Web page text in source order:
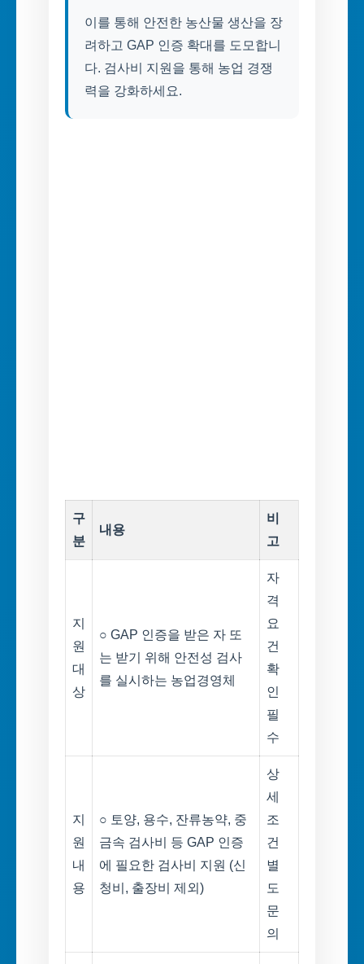
이를 통해 안전한 농산물 생산을 장
려하고 GAP 인증 확대를 도모합니
다. 검사비 지원을 통해 농업 경쟁
력을 강화하세요.
구
분
내용
비
고
지
원
대
상
○ GAP 인증을 받은 자 또
는 받기 위해 안전성 검사
를 실시하는 농업경영체
자
격
요
건
확
인
필
수
지
원
내
용
○ 토양, 용수, 잔류농약, 중
금속 검사비 등 GAP 인증
에 필요한 검사비 지원 (신
청비, 출장비 제외)
상
세
조
건
별
도
문
의